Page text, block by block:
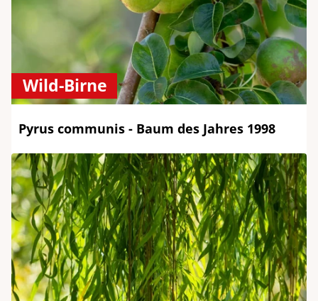
Wild-Birne
Pyrus communis - Baum des Jahres 1998